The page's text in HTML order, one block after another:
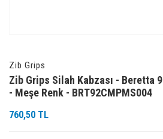
Zib Grips
Zib Grips Silah Kabzası - Beretta
- Meşe Renk - BRT92CMPMS004
760,50 TL